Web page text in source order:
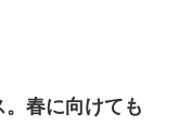
春に向けても